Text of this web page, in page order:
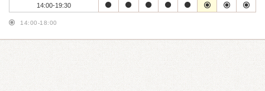
14:00-19:30
14:00-18:00